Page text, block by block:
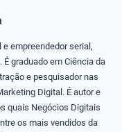
empreendedor serial,
graduado em Ciência da
e pesquisador nas
Digital. É autor e
quais Negócios Digitais
os mais vendidos da